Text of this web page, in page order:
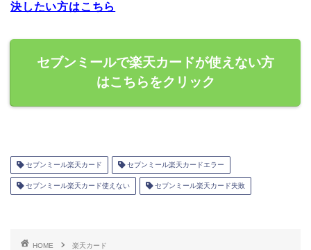
決したい方はこちら
セブンミールで楽天カードが使えない方
はこちらをクリック
セブンミール楽天カード セブンミール楽天カードエラー
セブンミール楽天カード使えない セブンミール楽天カード失敗
HOME 楽天カード